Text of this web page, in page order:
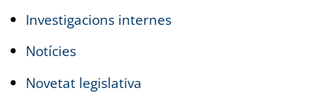
Investigacions internes
Notícies
Novetat legislativa